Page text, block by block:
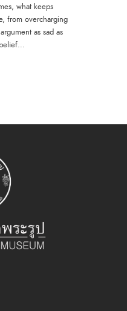
what keeps
from overcharging
as sad as